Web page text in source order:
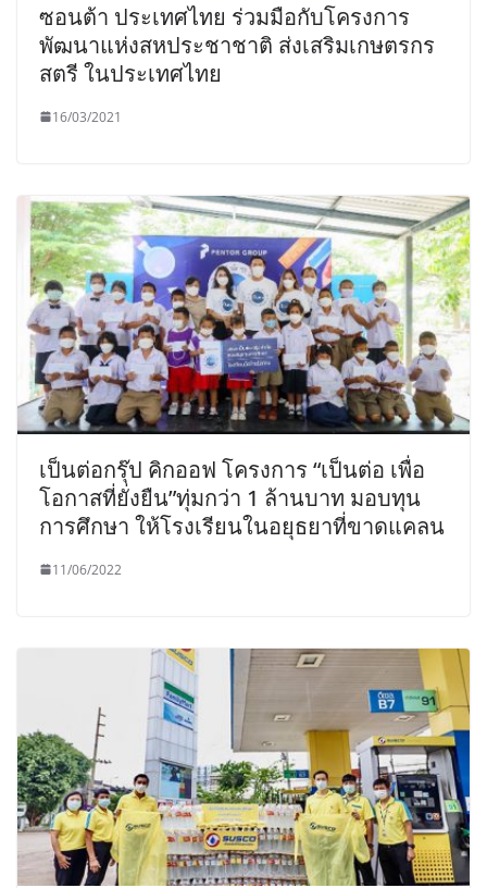
ซอนต้า ประเทศไทย ร่วมมือกับโครงการ
พัฒนาแห่งสหประชาชาติ ส่งเสริมเกษตรกร
สตรี ในประเทศไทย
16/03/2021
เป็นต่อกรุ๊ป คิกออฟ โครงการ “เป็นต่อ เพื่อ
โอกาสที่ยั่งยืน”ทุ่มกว่า 1 ล้านบาท มอบทุน
การศึกษา ให้โรงเรียนในอยุธยาที่ขาดแคลน
11/06/2022